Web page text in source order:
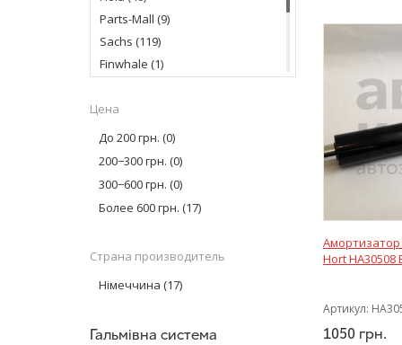
Parts-Mall (9)
Sachs (119)
Finwhale (1)
TRW
KYB Industry(100)
Monroe
Bilstein(22)
Glober(2)
SATO tech (21)
Цена
До 200 грн. (0)
200−300 грн. (0)
300−600 грн. (0)
Более 600 грн. (17)
Страна производитель
Німеччина (17)
Гальмівна система
Амортизатор
Hort HA30508
Артикул:
1050 грн.